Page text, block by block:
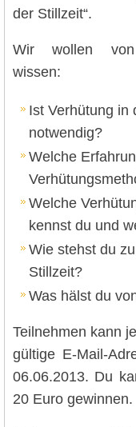
der Stillzeit“.
Wir wollen
wissen:
Ist Verhütung in
notwendig?
Welche
Welche
kennst du und
Wie stehst du
Stillzeit?
Was hälst du
Teilnehmen kann
gültige E-Mail-
06.06.2013. Du
20 Euro gewinnen.